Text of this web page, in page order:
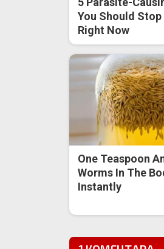
You Should Stop
Right Now
One Teaspoon
Worms In The
Instantly